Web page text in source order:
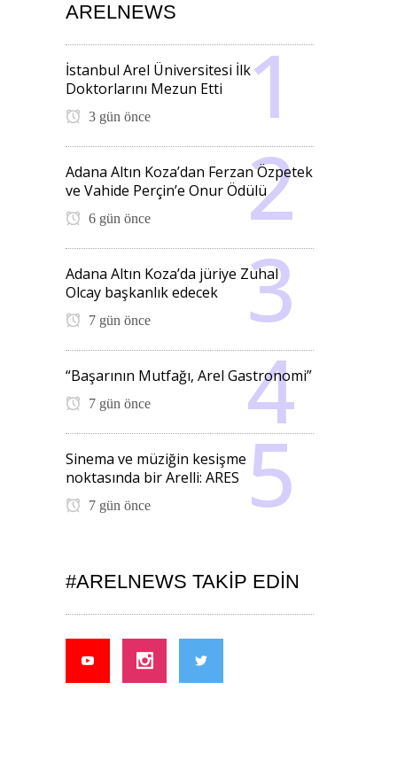
ARELNEWS
İstanbul Arel Üniversitesi İlk
Doktorlarını Mezun Etti
3 gün önce
Adana Altın Koza’dan Ferzan Özpetek
ve Vahide Perçin’e Onur Ödülü
6 gün önce
Adana Altın Koza’da jüriye Zuhal
Olcay başkanlık edecek
7 gün önce
“Başarının Mutfağı, Arel Gastronomi”
7 gün önce
Sinema ve müziğin kesişme
noktasında bir Arelli: ARES
7 gün önce
#ARELNEWS TAKIP EDIN